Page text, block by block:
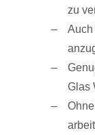
zu
Auch
Glas